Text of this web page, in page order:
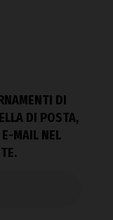
DI
DI POSTA,
MAIL NEL